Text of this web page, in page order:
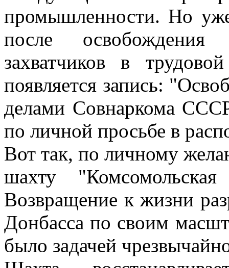
промышленности. Но
после
захватчиков в
появляется запись:
делами Совнаркома
по личной просьбе в
Вот так, по личному
шахту
Возвращение к жизни
Донбасса по своим
было задачей